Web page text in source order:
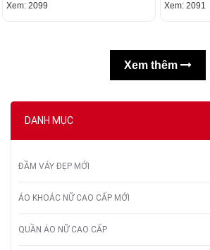
DANH MỤC
ĐẦM VÁY ĐẸP MỚI
ÁO KHOÁC NỮ CAO CẤP MỚI
QUẦN ÁO NỮ CAO CẤP
Xem: 2099 Xem: 2091
Xem thêm